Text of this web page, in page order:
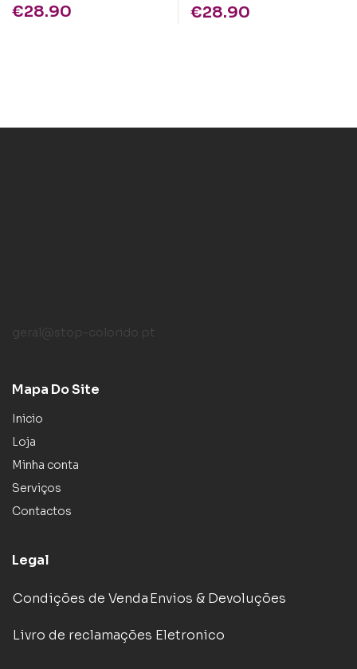
€28.90 €28.90
geral@stop-colorido.pt
Mapa Do Site
Inicio
Loja
Minha conta
Serviços
Contactos
Legal
Condições de VendaEnvios & Devoluções
Livro de reclamações Eletronico